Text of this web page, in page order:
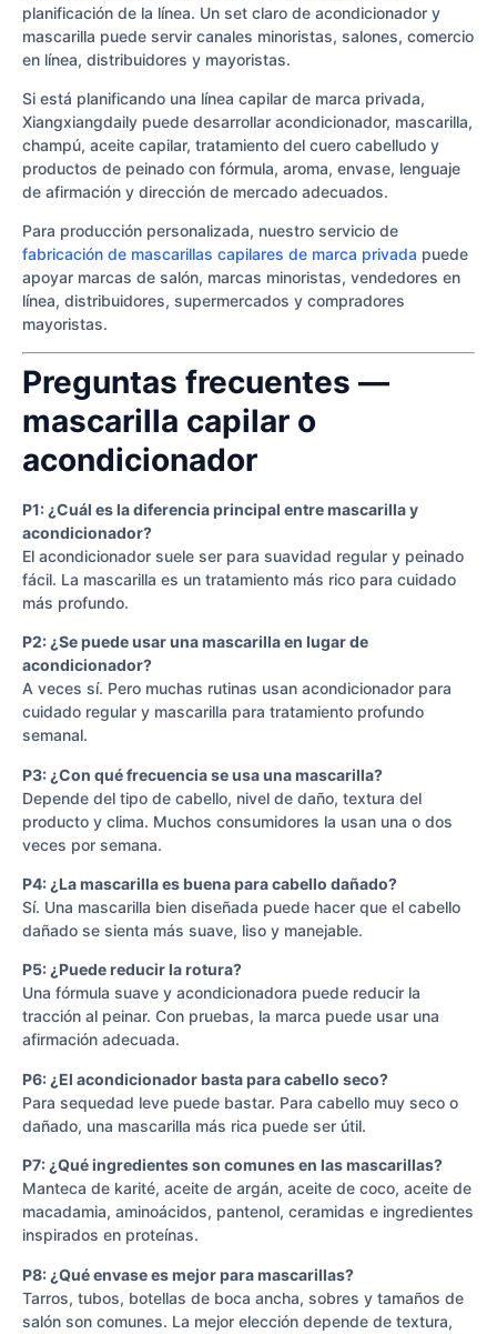
planificación de la línea. Un set claro de acondicionador y
mascarilla puede servir canales minoristas, salones, comercio
en línea, distribuidores y mayoristas.
Si está planificando una línea capilar de marca privada,
Xiangxiangdaily puede desarrollar acondicionador, mascarilla,
champú, aceite capilar, tratamiento del cuero cabelludo y
productos de peinado con fórmula, aroma, envase, lenguaje
de afirmación y dirección de mercado adecuados.
Para producción personalizada, nuestro servicio de
fabricación de mascarillas capilares de marca privada puede
apoyar marcas de salón, marcas minoristas, vendedores en
línea, distribuidores, supermercados y compradores
mayoristas.
Preguntas frecuentes —
mascarilla capilar o
acondicionador
P1: ¿Cuál es la diferencia principal entre mascarilla y
acondicionador?
El acondicionador suele ser para suavidad regular y peinado
fácil. La mascarilla es un tratamiento más rico para cuidado
más profundo.
P2: ¿Se puede usar una mascarilla en lugar de
acondicionador?
A veces sí. Pero muchas rutinas usan acondicionador para
cuidado regular y mascarilla para tratamiento profundo
semanal.
P3: ¿Con qué frecuencia se usa una mascarilla?
Depende del tipo de cabello, nivel de daño, textura del
producto y clima. Muchos consumidores la usan una o dos
veces por semana.
P4: ¿La mascarilla es buena para cabello dañado?
Sí. Una mascarilla bien diseñada puede hacer que el cabello
dañado se sienta más suave, liso y manejable.
P5: ¿Puede reducir la rotura?
Una fórmula suave y acondicionadora puede reducir la
tracción al peinar. Con pruebas, la marca puede usar una
afirmación adecuada.
P6: ¿El acondicionador basta para cabello seco?
Para sequedad leve puede bastar. Para cabello muy seco o
dañado, una mascarilla más rica puede ser útil.
P7: ¿Qué ingredientes son comunes en las mascarillas?
Manteca de karité, aceite de argán, aceite de coco, aceite de
macadamia, aminoácidos, pantenol, ceramidas e ingredientes
inspirados en proteínas.
P8: ¿Qué envase es mejor para mascarillas?
Tarros, tubos, botellas de boca ancha, sobres y tamaños de
salón son comunes. La mejor elección depende de textura,